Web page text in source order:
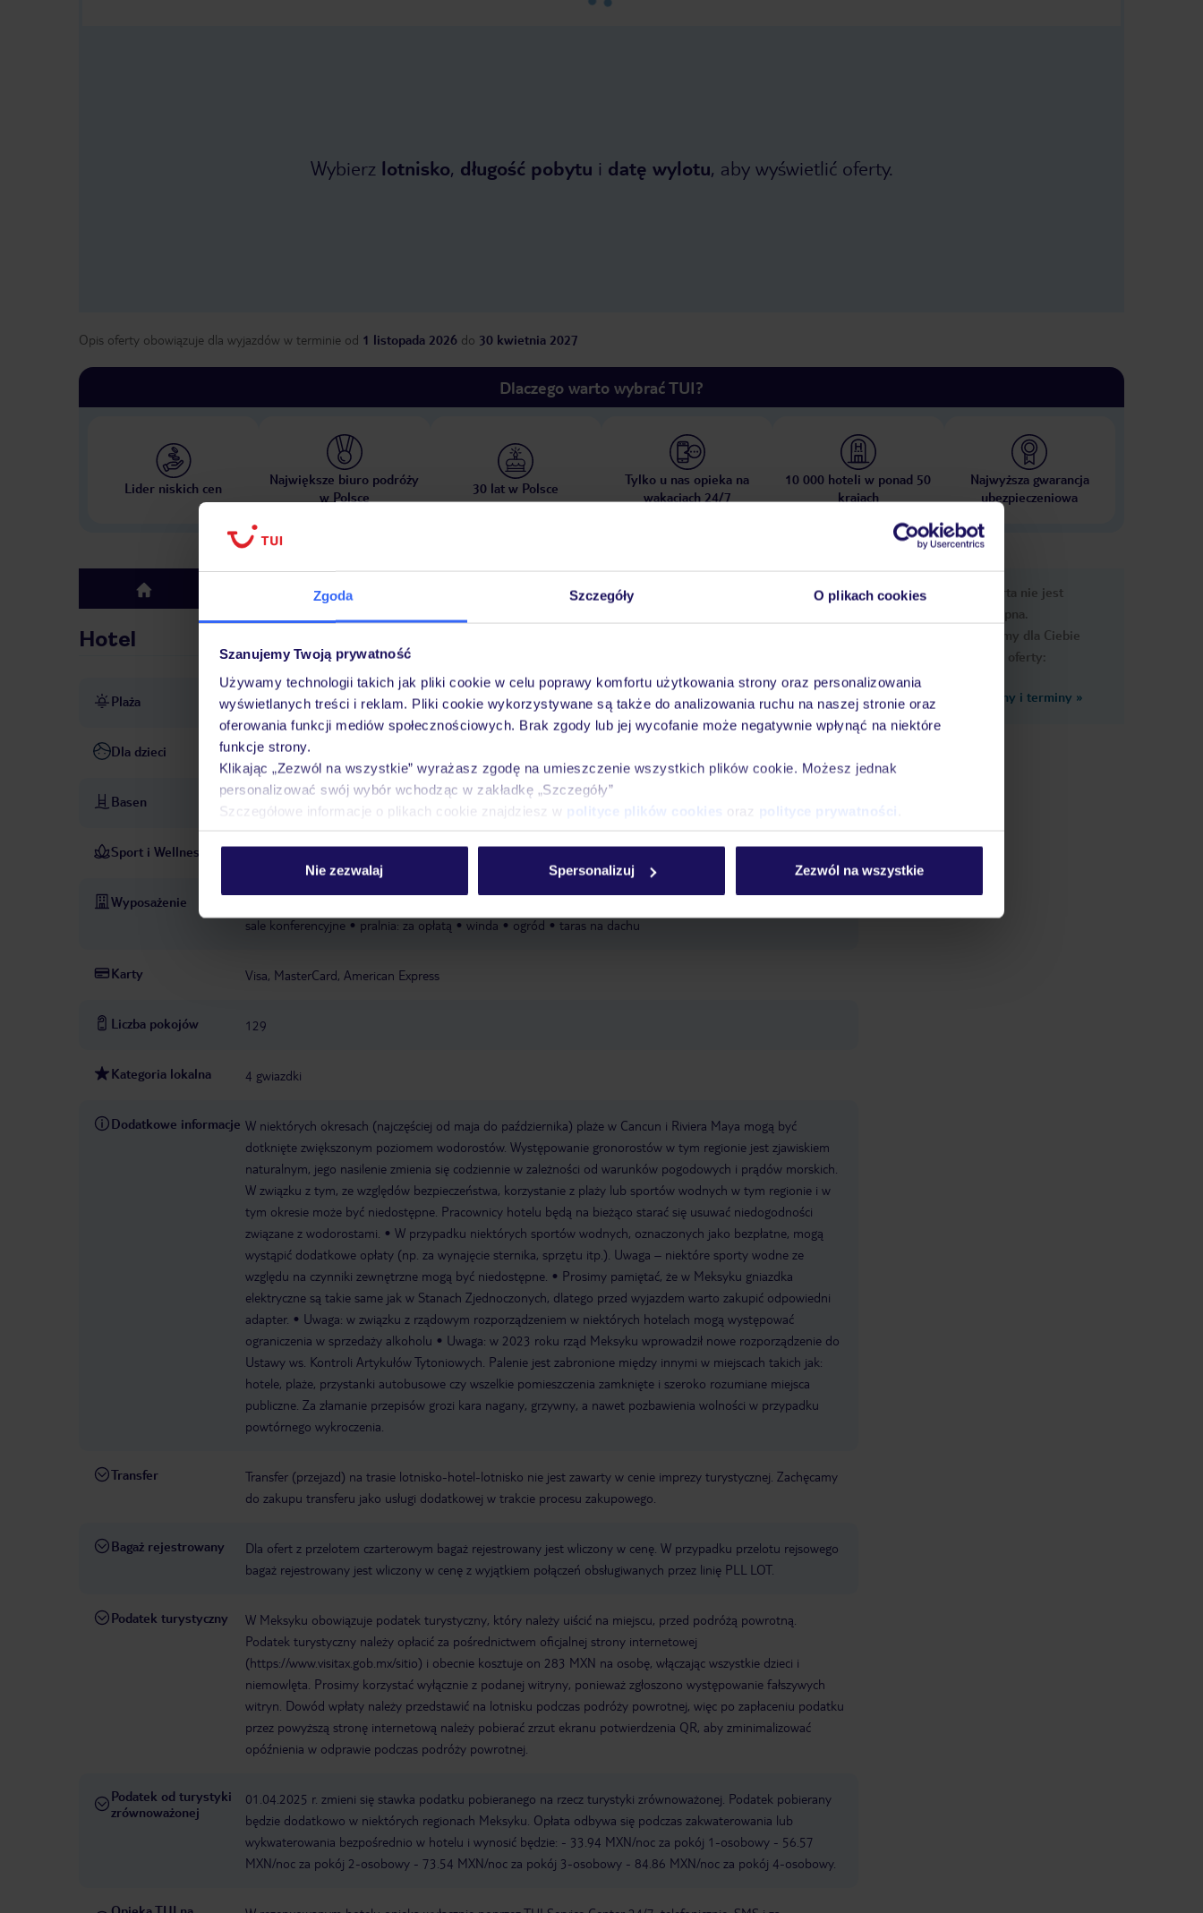
Zgoda Szczegóły O plikach cookies
Szanujemy Twoją prywatność
Używamy technologii takich jak pliki cookie w celu poprawy komfortu użytkowania strony oraz personalizowania
wyświetlanych treści i reklam. Pliki cookie wykorzystywane są także do analizowania ruchu na naszej stronie oraz
oferowania funkcji mediów społecznościowych. Brak zgody lub jej wycofanie może negatywnie wpłynąć na niektóre
funkcje strony.
Klikając „Zezwól na wszystkie” wyrażasz zgodę na umieszczenie wszystkich plików cookie. Możesz jednak
personalizować swój wybór wchodząc w zakładkę „Szczegóły”
Szczegółowe informacje o plikach cookie znajdziesz w polityce plików cookies oraz polityce prywatności
Nie zezwalaj Spersonalizuj Zezwól na wszystkie
Wybierz lotnisko, długość pobytu i datę wylotu, aby wyświetlić oferty.
Opis oferty obowiązuje dla wyjazdów w terminie od 1 listopada 2026 do 30 kwietnia 2027
Dlaczego warto wybrać TUI?
Lider niskich cen
Największe biuro podróży
w Polsce
30 lat w Polsce
Tylko u nas opieka na
wakacjach 24/7
10 000 hoteli w ponad 50
krajach
Najwyższa gwarancja
ubezpieczeniowa
top Wyżywienie Ważne informacje
Hotel
Plaża ok. 50 m od piaszczystej plaży Playa del Carmen Beach piaszczysta hotel oddzielony od plaży ulicą
Dla dzieci wydzielona część basenu dla dzieci
Basen basen: zewnętrzny, podgrzewany, wydzielona część basenu dla dzieci, na tarasie na dachu, leżaki
Sport i Wellness
Wyposażenie
sale konferencyjne
pralnia: za opłatą winda ogród taras na dachu
Karty Visa, MasterCard, American Express
Liczba pokojów 129
Kategoria lokalna 4 gwiazdki
Dodatkowe informacje W niektórych okresach (najczęściej od maja do października) plaże w Cancun i Riviera Maya mogą być
dotknięte zwiększonym poziomem wodorostów. Występowanie gronorostów w tym regionie jest zjawiskiem
naturalnym, jego nasilenie zmienia się codziennie w zależności od warunków pogodowych i prądów morskich.
W związku z tym, ze względów bezpieczeństwa, korzystanie z plaży lub sportów wodnych w tym regionie i w
tym okresie może być niedostępne. Pracownicy hotelu będą na bieżąco starać się usuwać niedogodności
związane z wodorostami.
W przypadku niektórych sportów wodnych, oznaczonych jako bezpłatne, mogą
wystąpić dodatkowe opłaty (np. za wynajęcie sternika, sprzętu itp.). Uwaga – niektóre sporty wodne ze
względu na czynniki zewnętrzne mogą być niedostępne.
Prosimy pamiętać, że w Meksyku gniazdka
elektryczne są takie same jak w Stanach Zjednoczonych, dlatego przed wyjazdem warto zakupić odpowiedni
adapter.
Uwaga: w związku z rządowym rozporządzeniem w niektórych hotelach mogą występować
ograniczenia w sprzedaży alkoholu
Uwaga: w 2023 roku rząd Meksyku wprowadził nowe rozporządzenie do
Ustawy ws. Kontroli Artykułów Tytoniowych. Palenie jest zabronione między innymi w miejscach takich jak:
hotele, plaże, przystanki autobusowe czy wszelkie pomieszczenia zamknięte i szeroko rozumiane miejsca
publiczne. Za złamanie przepisów grozi kara nagany, grzywny, a nawet pozbawienia wolności w przypadku
powtórnego wykroczenia.
Transfer
Transfer (przejazd) na trasie lotnisko-hotel-lotnisko nie jest zawarty w cenie imprezy turystycznej. Zachęcamy
do zakupu transferu jako usługi dodatkowej w trakcie procesu zakupowego.
Bagaż rejestrowany
Dla ofert z przelotem czarterowym bagaż rejestrowany jest wliczony w cenę. W przypadku przelotu rejsowego
bagaż rejestrowany jest wliczony w cenę z wyjątkiem połączeń obsługiwanych przez linię PLL LOT.
Podatek turystyczny
W Meksyku obowiązuje podatek turystyczny, który należy uiścić na miejscu, przed podróżą powrotną.
Podatek turystyczny należy opłacić za pośrednictwem oficjalnej strony internetowej
(https://www.visitax.gob.mx/sitio) i obecnie kosztuje on 283 MXN na osobę, włączając wszystkie dzieci i
niemowlęta. Prosimy korzystać wyłącznie z podanej witryny, ponieważ zgłoszono występowanie fałszywych
witryn. Dowód wpłaty należy przedstawić na lotnisku podczas podróży powrotnej, więc po zapłaceniu podatku
przez powyższą stronę internetową należy pobierać zrzut ekranu potwierdzenia QR, aby zminimalizować
opóźnienia w odprawie podczas podróży powrotnej.
Podatek od turystyki
zrównoważonej
01.04.2025 r. zmieni się stawka podatku pobieranego na rzecz turystyki zrównoważonej. Podatek pobierany
będzie dodatkowo w niektórych regionach Meksyku. Opłata odbywa się podczas zakwaterowania lub
wykwaterowania bezpośrednio w hotelu i wynosić będzie: - 33.94 MXN/noc za pokój 1-osobowy - 56.57
MXN/noc za pokój 2-osobowy - 73.54 MXN/noc za pokój 3-osobowy - 84.86 MXN/noc za pokój 4-osobowy.
Ups, ta oferta nie jest
dostępna.
Przygotowaliśmy dla Ciebie
podobne oferty:
Zobacz inne ceny i terminy »